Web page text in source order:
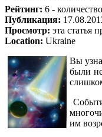
Рейтинг: 6 -
Публикация:
Просмотр: эта статья
Location: Ukraine
Вы
были
им